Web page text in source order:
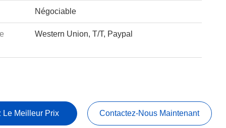
Négociable
Western Union, T/T, Paypal
Le Meilleur Prix Contactez-Nous Maintenant